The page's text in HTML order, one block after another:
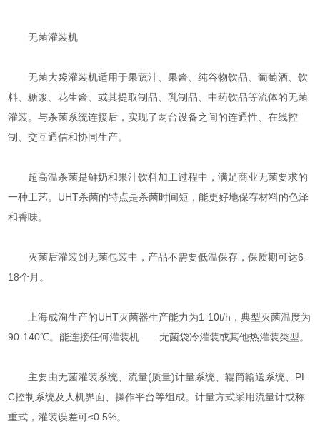
无菌灌装机
无菌大袋灌装机适用于果蔬汁、果酱、纯谷物饮品、葡萄酒、饮
料、糖浆、花生酱、或其提取制品、乳制品、中药饮品等流体的无菌
灌装。与杀菌系统连接后，实现了两台设备之间的连通性、在线控
制、交互通信和协同生产。
超高温杀菌是鲜奶和果汁饮料加工过程中，满足商业无菌要求的
一种工艺。UHT杀菌的特点是杀菌时间短，能更好地保存材料的色泽
和香味。
灭菌后灌装到无菌包装中，产品不需要低温保存，保质期可达6-
18个月。
上海成洵生产的UHT灭菌器生产能力为1-10t/h，典型灭菌温度为
90-140℃。能连接任何灌装机——无菌袋冷灌装或其他热灌装类型。
主要由无菌灌装系统、流量(质量)计量系统、辊筒输送系统、PL
C控制系统及人机界面、操作平台等组成。计量方式采用流量计或称
重式，灌装误差可≤0.5%。